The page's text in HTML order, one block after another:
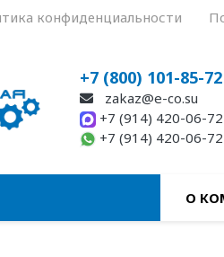
конфиденциальности
+7 (800) 101-85-72
zakaz@e-co.su
+7 (914) 420-06-72
+7 (914) 420-06-72
О